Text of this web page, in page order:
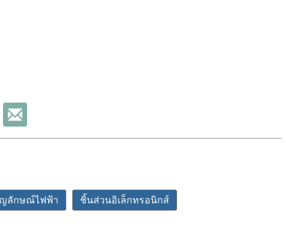
ลักษณ์ไฟฟ้า ชิ้นส่วนอิเล็กทรอนิกส์